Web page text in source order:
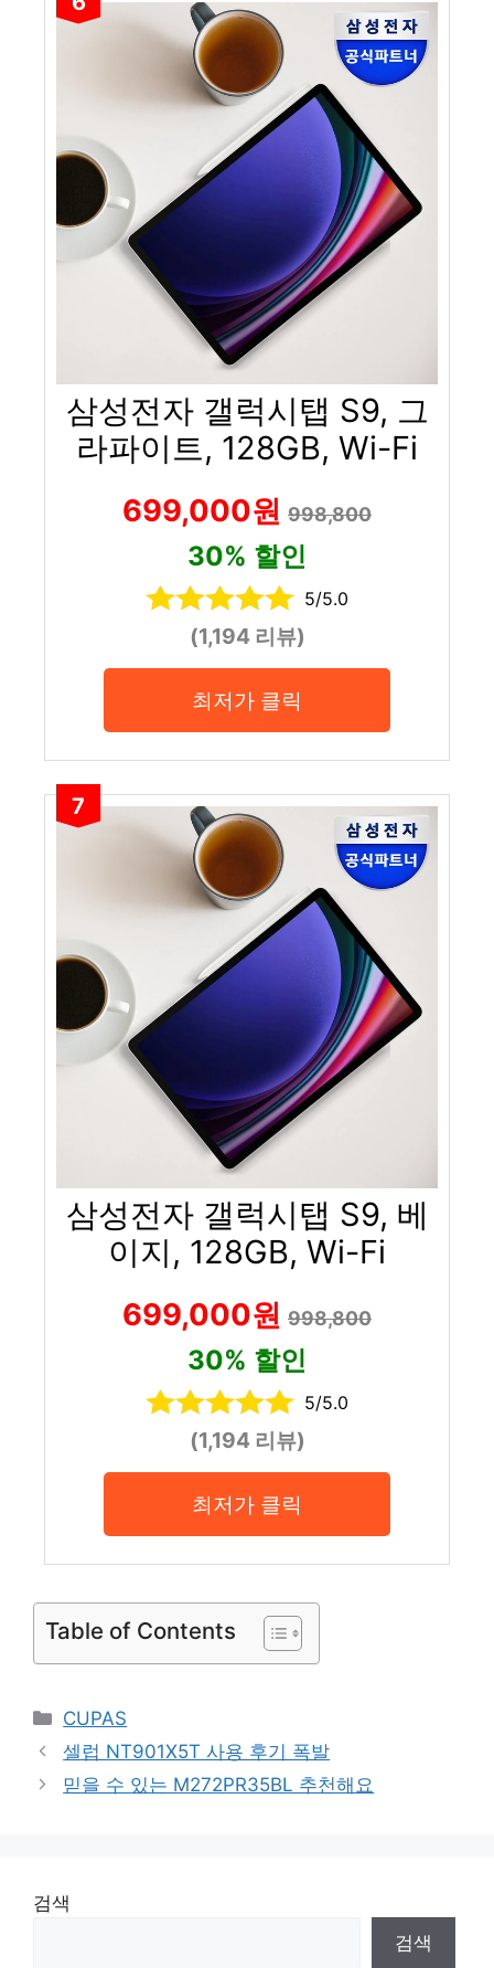
삼성전자 갤럭시탭 S9, 그
라파이트, 128GB, Wi-Fi
699,000원 998,800
30% 할인
5/5.0
(1,194 리뷰)
최저가 클릭
7
삼성전자 갤럭시탭 S9, 베
이지, 128GB, Wi-Fi
699,000원 998,800
30% 할인
5/5.0
(1,194 리뷰)
최저가 클릭
Table of Contents
Categories
CUPAS
셀럽 NT901X5T 사용 후기 폭발
믿을 수 있는 M272PR35BL 추천해요
검색
검색